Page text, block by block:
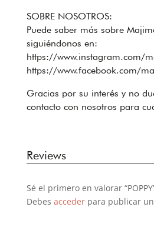
SOBRE NOSOTROS:
Puede saber más sobre
siguiéndonos en:
https://www.instagram.com/
https://www.facebook.com/
Gracias por su interés y no
contacto con nosotros para
Reviews
Sé el primero en valorar
Debes accederpara publicar